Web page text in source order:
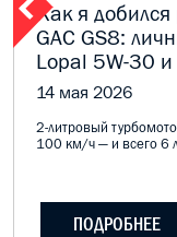
Как я
GAC GS8:
Lopal 5W-30 и
14 мая 2026
2-литровый
100 км/ч — и всего 6
ПОДРОБНЕЕ